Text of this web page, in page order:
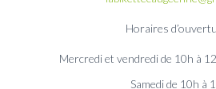
Horaires
Mercredi et vendredi de 10h à
Samedi de 10h à